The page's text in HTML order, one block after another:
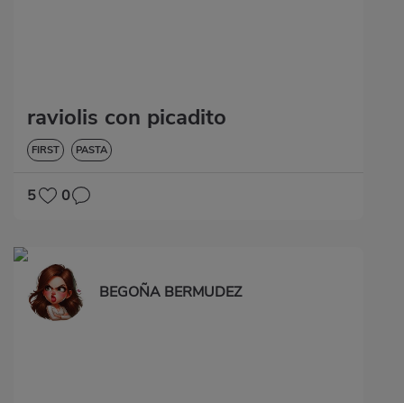
raviolis con picadito
FIRST PASTA
5 0
BEGOÑA BERMUDEZ